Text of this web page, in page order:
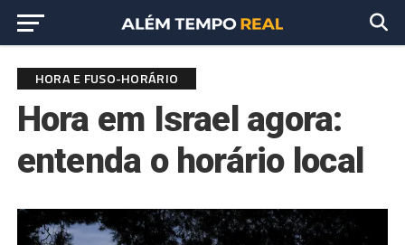
HORA E FUSO-HORÁRIO
Hora em Israel agora:
entenda o horário local